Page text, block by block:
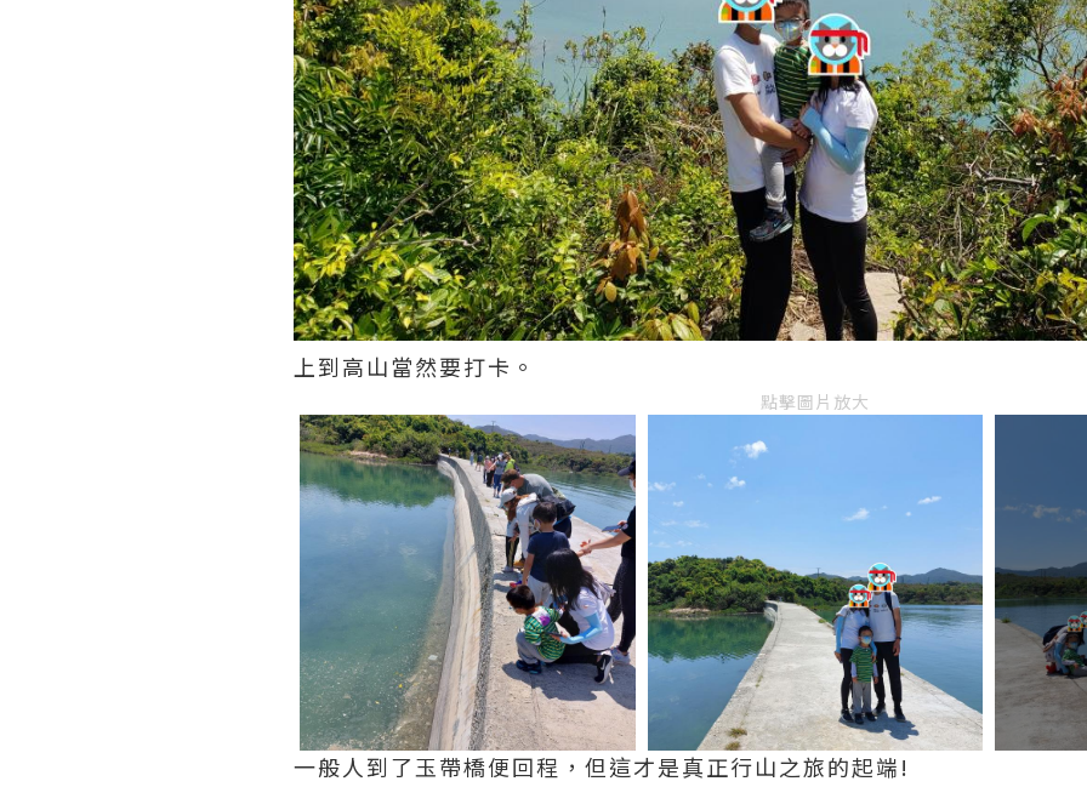
上到高山當然要打卡。
點擊圖片放大
一般人到了玉帶橋便回程，但這才是真正行山之旅的起端!